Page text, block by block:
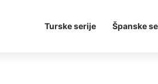
Turske serije Španske